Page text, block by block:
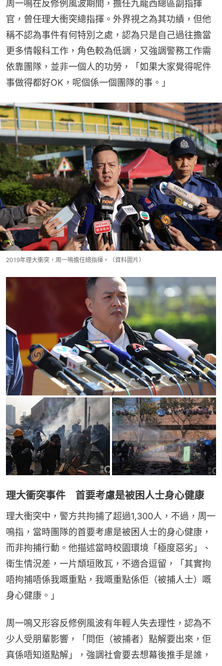
周一鳴在反修例風波期間，擔任九龍西總區副指揮
官，曾任理大衝突總指揮。外界視之為其功績，但他
稱不認為事件有何特別之處，認為只是自己過往擔當
更多情報科工作，角色較為低調，又強調警務工作需
依靠團隊，並非一個人的功勞，「如果大家覺得呢件
事做得都好OK，呢個係一個團隊的事。」
2019年理大衝突，周一鳴擔任總指揮。（資料圖片）
理大衝突事件 首要考慮是被困人士身心健康
理大衝突中，警方共拘捕了超過1,300人，不過，周一
鳴指，當時團隊的首要考慮是被困人士的身心健康，
而非拘捕行動。他描述當時校園環境「極度惡劣」、
衛生情況差，一片頹垣敗瓦，不適合逗留，「其實拘
唔拘捕唔係我嘅重點，我嘅重點係佢（被捕人士）嘅
身心健康。」
周一鳴又形容反修例風波有年輕人失去理性，認為不
少人受朋輩影響，「問佢（被捕者）點解要出來，佢
真係唔知道點解」，強調社會要去想幕後推手是誰，